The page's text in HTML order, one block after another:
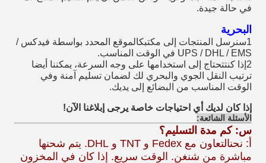
في حالة جيدة.
البحرية
1سنرسل المنتجات إلى مكتبك
الموقع المحدد بواسطة فيدكس /
UPS / DHL / EMS في الوقت المناسب.
2إذا كنت
تحتاج إلى استخدامها على وجه السرعة، يمكننا أيضا
ترتيب النقل الجوي والبحري لك لضمان تسليم آمنة وفي
الوقت المناسب من البضائع إلى يديك.
إذا كان لديك أي احتياجات خاصة يرجى إبلاغنا الآن!
الأسئلة الشائعة:
س: كم مدة التسليم؟
أ: نحن
التعاون مع Fedex و TNT و DHL. يتم شحنها
مباشرة من شنغن. الوقت سريع. إذا كان في المخزون